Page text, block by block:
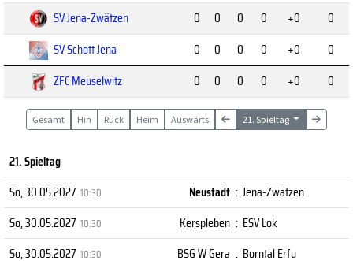
SV Jena-Zwätzen
0 0 0 0 +0
0
SV Schott Jena
0 0 0 0 +0
0
ZFC Meuselwitz
0 0 0 0 +0 0
Gesamt Hin Rück Heim Auswärts 21. Spieltag
21. Spieltag
So, 30.05.2027 10:30 Neustadt : Jena-Zwätzen
So, 30.05.2027 10:30 Kerspleben : ESV Lok
So, 30.05.2027 10:30 BSG W Gera : Borntal Erfu